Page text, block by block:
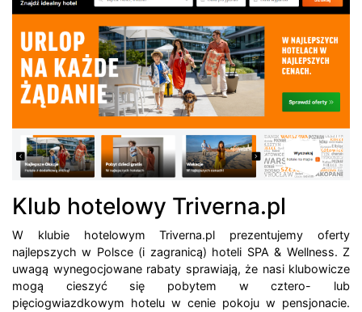
Klub hotelowy Triverna.pl
W klubie hotelowym Triverna.pl prezentujemy oferty
najlepszych w Polsce (i zagranicą) hoteli SPA & Wellness. Z
uwagą wynegocjowane rabaty sprawiają, że nasi klubowicze
mogą cieszyć się pobytem w cztero- lub
pięciogwiazdkowym hotelu w cenie pokoju w pensjonacie.